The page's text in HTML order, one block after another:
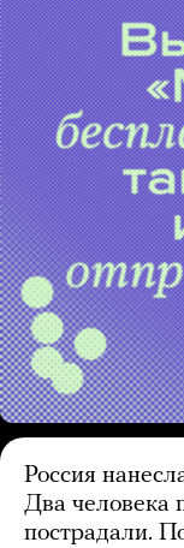
Россия
Два человека
пострадали.